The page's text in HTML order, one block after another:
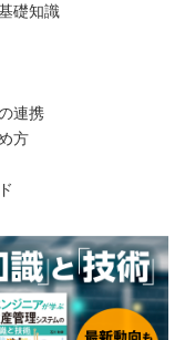
礎知識
連携
方